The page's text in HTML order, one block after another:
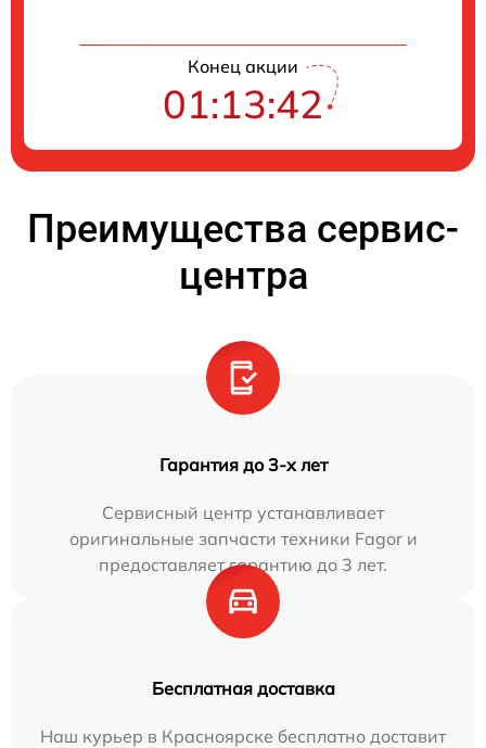
Конец акции
01:13:41
Преимущества сервис-
центра
Гарантия до 3-х лет
Сервисный центр устанавливает
оригинальные запчасти техники Fagor и
предоставляет гарантию до 3 лет.
Бесплатная доставка
Наш курьер в Красноярске бесплатно доставит